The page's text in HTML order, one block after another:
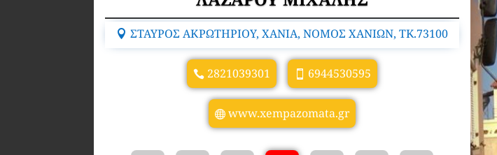
ΣΤΑΥΡΟΣ ΑΚΡΩΤΗΡΙΟΥ, ΧΑΝΙΑ, ΝΟΜΟΣ ΧΑΝΙΩΝ, TK.73100
2821039301 6944530595
www.xempazomata.gr